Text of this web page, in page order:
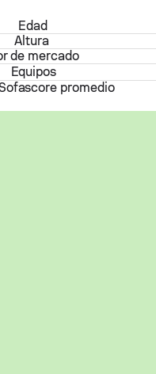
Edad
Altura
de mercado
Equipos
promedio